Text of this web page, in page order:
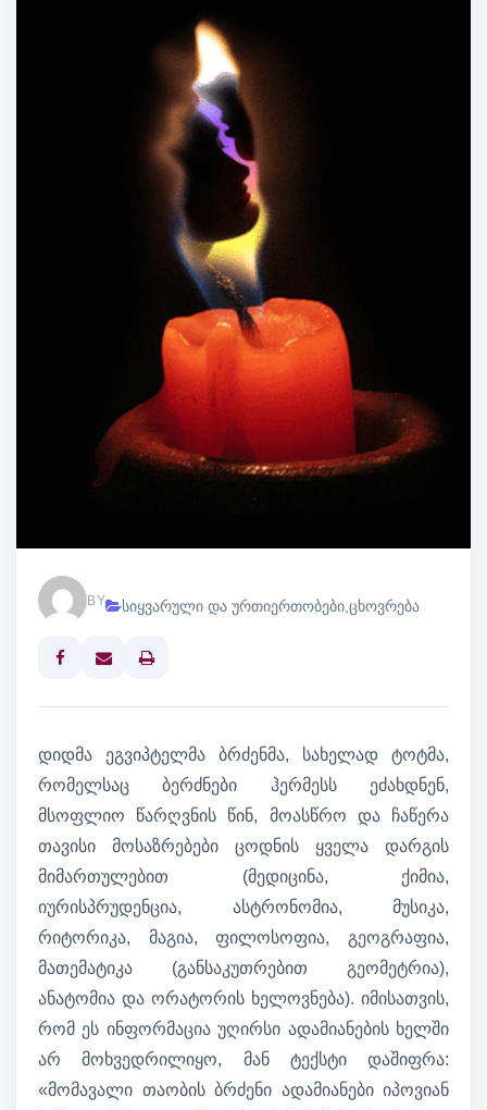
BY სიყვარული და ურთიერთობები ცხოვრება
Print
დიდმა ეგვიპტელმა ბრძენმა, სახელად ტოტმა,
რომელსაც ბერძნები ჰერმესს ეძახდნენ,
მსოფლიო წარღვნის წინ, მოასწრო და ჩაწერა
თავისი მოსაზრებები ცოდნის ყველა დარგის
მიმართულებით (მედიცინა, ქიმია,
იურისპრუდენცია, ასტრონომია, მუსიკა,
რიტორიკა, მაგია, ფილოსოფია, გეოგრაფია,
მათემატიკა (განსაკუთრებით გეომეტრია),
ანატომია და ორატორის ხელოვნება). იმისათვის,
რომ ეს ინფორმაცია უღირსი ადამიანების ხელში
არ მოხვედრილიყო, მან ტექსტი დაშიფრა:
«მომავალი თაობის ბრძენი ადამიანები იპოვიან